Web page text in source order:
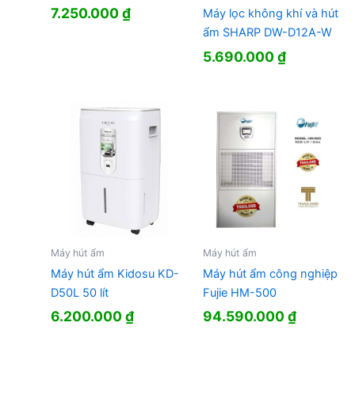
7.250.000₫
Máy lọc không khí và hút
ẩm SHARP DW-D12A-W
5.690.000₫
Máy hút ẩm
Máy hút ẩm Kidosu KD-
D50L 50 lít
6.200.000₫
Máy hút ẩm
Máy hút ẩm công nghiệp
Fujie HM-500
94.590.000₫